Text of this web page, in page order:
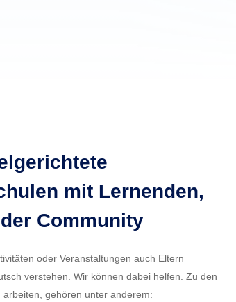
mit Lernenden,
Community
oder Veranstaltungen auch Eltern
verstehen. Wir können dabei helfen. Zu den
gehören unter anderem: